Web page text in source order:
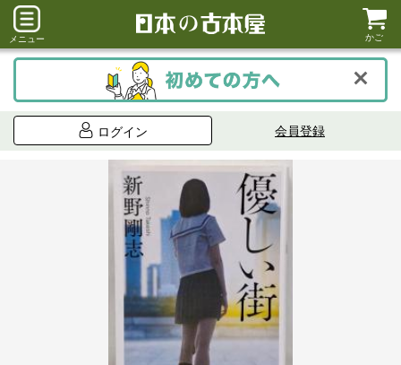
メニュー かご
ログイン 会員登録